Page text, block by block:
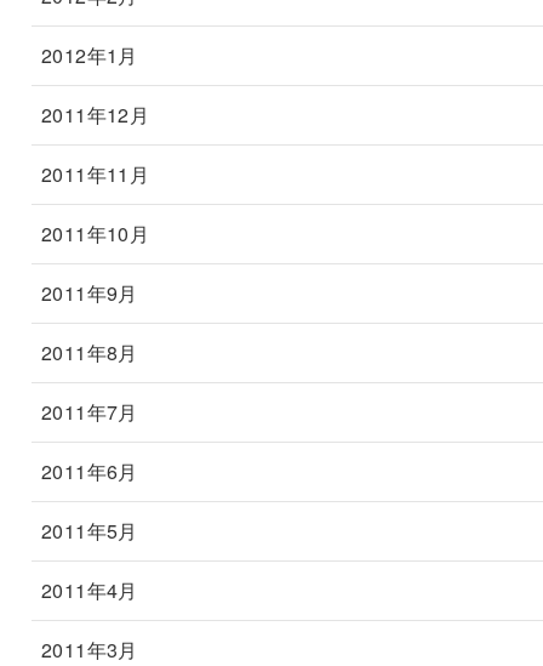
2012年1月
2011年12月
2011年11月
2011年10月
2011年9月
2011年8月
2011年7月
2011年6月
2011年5月
2011年4月
2011年3月